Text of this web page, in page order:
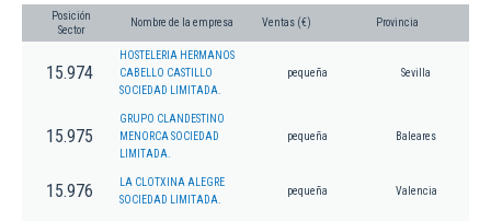
Posición
Sector
Nombre de la empresa Ventas (€) Provincia
15.974
HOSTELERIA HERMANOS
CABELLO CASTILLO
SOCIEDAD LIMITADA.
pequeña Sevilla
15.975
GRUPO CLANDESTINO
MENORCA SOCIEDAD
LIMITADA.
pequeña Baleares
15.976
LA CLOTXINA ALEGRE
SOCIEDAD LIMITADA.
pequeña Valencia